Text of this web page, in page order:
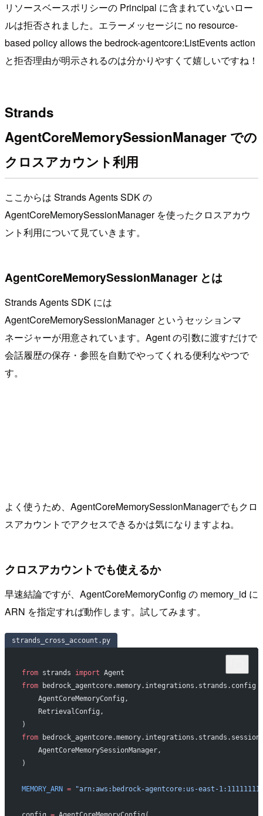
リソースベースポリシーの Principal に含まれていないロー
ルは拒否されました。エラーメッセージに no resource-
based policy allows the bedrock-agentcore:ListEvents action
と拒否理由が明示されるのは分かりやすくて嬉しいですね！
Strands
AgentCoreMemorySessionManager での
クロスアカウント利用
ここからは Strands Agents SDK の
AgentCoreMemorySessionManager を使ったクロスアカウ
ント利用について見ていきます。
AgentCoreMemorySessionManager とは
Strands Agents SDK には
AgentCoreMemorySessionManager というセッションマ
ネージャーが用意されています。Agent の引数に渡すだけで
会話履歴の保存・参照を自動でやってくれる便利なやつで
す。
よく使うため、AgentCoreMemorySessionManagerでもクロ
スアカウントでアクセスできるかは気になりますよね。
クロスアカウントでも使えるか
早速結論ですが、AgentCoreMemoryConfig の memory_id に
ARN を指定すれば動作します。試してみます。
strands_cross_account.py
from strands import Agent
from bedrock_agentcore.memory.integrations.strands.config
    AgentCoreMemoryConfig,
    RetrievalConfig,
)
from
    AgentCoreMemorySessionManager,
)
MEMORY_ARN = "arn:aws:bedrock-agentcore:us-east-